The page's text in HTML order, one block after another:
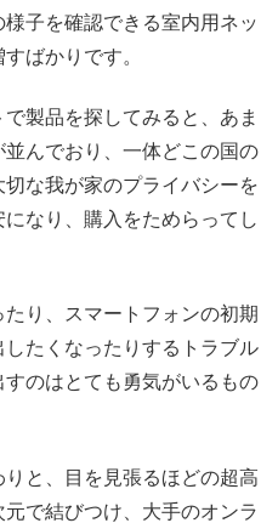
子を確認できる室内用ネッ
ばかりです。
製品を探してみると、あま
んでおり、一体どこの国の
な我が家のプライバシーを
なり、購入をためらってし
り、スマートフォンの初期
たくなったりするトラブル
のはとても勇気がいるもの
と、目を見張るほどの超高
で結びつけ、大手のオンラ